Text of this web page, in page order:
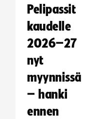
Pelipassit
kaudelle
2026–27
nyt
myynnissä
– hanki
ennen